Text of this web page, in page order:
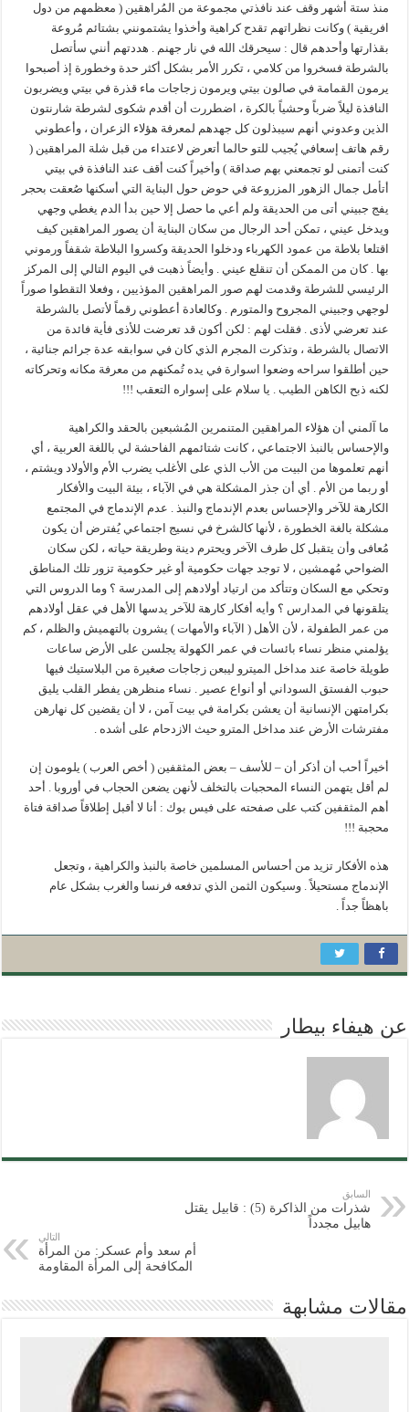
منذ ستة أشهر وقف عند نافذتي مجموعة من المُراهقين ( معظمهم من دول
افريقية ) وكانت نظراتهم تقدح كراهية وأخذوا يشتمونني بشتائم مُروعة
بقذارتها وأحدهم قال : سيحرقك الله في نار جهنم . هددتهم أنني سأتصل
بالشرطة فسخروا من كلامي ، تكرر الأمر بشكل أكثر حدة وخطورة إذ أصبحوا
يرمون القمامة في صالون بيتي ويرمون زجاجات ماء قذرة في بيتي ويضربون
النافذة ليلاً ضرباً وحشياً بالكرة ، اضطررت أن أقدم شكوى لشرطة شارنتون
الذين وعدوني أنهم سيبذلون كل جهدهم لمعرفة هؤلاء الزعران ، وأعطوني
رقم هاتف إسعافي يُجيب للتو حالما أتعرض لاعتداء من قبل شلة المراهقين (
كنت أتمنى لو تجمعني بهم صداقة ) وأخيراً كنت أقف عند النافذة في بيتي
أتأمل جمال الزهور المزروعة في حوض حول البناية التي أسكنها صُعقت بحجر
يفج جبيني أتى من الحديقة ولم أعي ما حصل إلا حين بدأ الدم يغطي وجهي
ويدخل عيني ، تمكن أحد الرجال من سكان البناية أن يصور المراهقين كيف
اقتلعا بلاطة من عمود الكهرباء ودخلوا الحديقة وكسروا البلاطة شقفاً ورموني
بها . كان من الممكن أن تنقلع عيني . وأيضاً ذهبت في اليوم التالي إلى المركز
الرئيسي للشرطة وقدمت لهم صور المراهقين المؤذيين ، وفعلا التقطوا صوراً
لوجهي وجبيني المجروح والمتورم . وكالعادة أعطوني رقماً لأتصل بالشرطة
عند تعرضي لأذى . فقلت لهم : لكن أكون قد تعرضت للأذى فأية فائدة من
الاتصال بالشرطة ، وتذكرت المجرم الذي كان في سوابقه عدة جرائم جنائية ،
حين أطلقوا سراحه وضعوا اسوارة في يده تُمكنهم من معرفة مكانه وتحركاته
لكنه ذبح الكاهن الطيب . يا سلام على إسواره التعقب !!!
ما آلمني أن هؤلاء المراهقين المتنمرين المُشبعين بالحقد والكراهية
والإحساس بالنبذ الاجتماعي ، كانت شتائمهم الفاحشة لي باللغة العربية ، أي
أنهم تعلموها من البيت من الأب الذي على الأغلب يضرب الأم والأولاد ويشتم ،
أو ربما من الأم . أي أن جذر المشكلة هي في الآباء ، بيئة البيت والأفكار
الكارهة للآخر والإحساس بعدم الإندماج والنبذ . عدم الإندماج في المجتمع
مشكلة بالغة الخطورة ، لأنها كالشرخ في نسيج اجتماعي يُفترض أن يكون
مُعافى وأن يتقبل كل طرف الآخر ويحترم دينة وطريقة حياته ، لكن سكان
الضواحي مُهمشين ، لا توجد جهات حكومية أو غير حكومية تزور تلك المناطق
وتحكي مع السكان وتتأكد من ارتياد أولادهم إلى المدرسة ؟ وما الدروس التي
يتلقونها في المدارس ؟ وأيه أفكار كارهة للآخر يدسها الأهل في عقل أولادهم
من عمر الطفولة ، لأن الأهل ( الآباء والأمهات ) يشرون بالتهميش والظلم ، كم
يؤلمني منظر نساء بائسات في عمر الكهولة يجلسن على الأرض ساعات
طويلة خاصة عند مداخل الميترو ليبعن زجاجات صغيرة من البلاستيك فيها
حبوب الفستق السوداني أو أنواع عصير . نساء منظرهن يفطر القلب يليق
بكرامتهن الإنسانية أن يعشن بكرامة في بيت آمن ، لا أن يقضين كل نهارهن
مفترشات الأرض عند مداخل المترو حيث الازدحام على أشده .
أخيراً أحب أن أذكر أن – للأسف – بعض المثقفين ( أخص العرب ) يلومون إن
لم أقل يتهمن النساء المحجبات بالتخلف لأنهن يضعن الحجاب في أوروبا . أحد
أهم المثقفين كتب على صفحته على فيس بوك : أنا لا أقبل إطلاقاً صداقة فتاة
محجبة !!!
هذه الأفكار تزيد من أحساس المسلمين خاصة بالنبذ والكراهية ، وتجعل
الإندماج مستحيلاً . وسيكون الثمن الذي تدفعه فرنسا والغرب بشكل عام
باهظاً جداً .
عن هيفاء بيطار
السابق
شذرات من الذاكرة (5) : قابيل يقتل
هابيل مجدداً
التالي
أم سعد وأم عسكر: من المرأة
المكافحة إلى المرأة المقاومة
مقالات مشابهة